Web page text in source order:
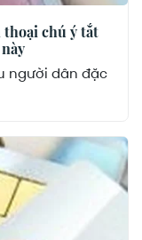
thoại chú ý tắt
người dân đặc